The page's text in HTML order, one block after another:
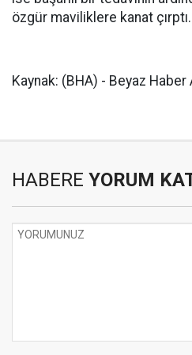
özgür maviliklere kanat çırptı.
Kaynak: (BHA) - Beyaz Haber
HABERE YORUM